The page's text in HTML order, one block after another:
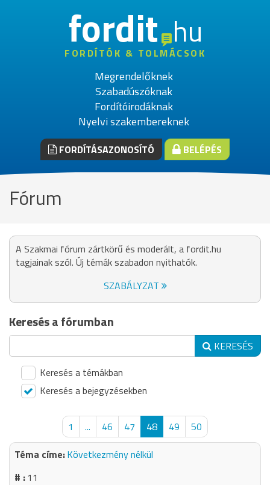
fordithu
FORDÍTÓK & TOLMÁCSOK
Megrendelőknek
Szabadúszóknak
Fordítóirodáknak
Nyelvi szakembereknek
FORDÍTÁSAZONOSÍTÓ BELÉPÉS
Fórum
A Szakmai fórum zártkörű és moderált, a fordit.hu
tagjainak szól. Új témák szabadon nyithatók.
SZABÁLYZAT
Keresés a fórumban
KERESÉS
Keresés a témákban
Keresés a bejegyzésekben
1 ... 46 47 48 49
50
Következmény nélkül
11